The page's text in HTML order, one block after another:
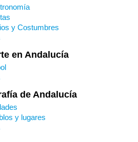
y Costumbres
en Andalucía
de Andalucía
y lugares